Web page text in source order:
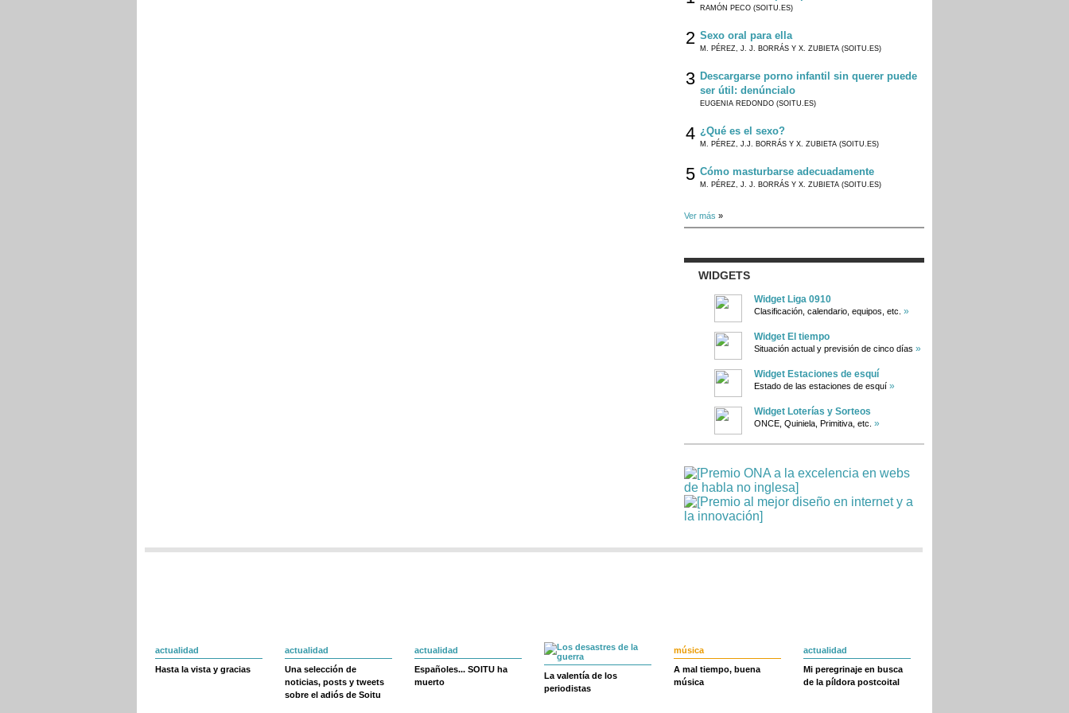
RAMÓN PECO (SOITU.ES)
2 Sexo oral para ella
M. PÉREZ, J. J. BORRÁS Y X. ZUBIETA (SOITU.ES)
3 Descargarse porno infantil sin querer puede
ser útil: denúncialo
EUGENIA REDONDO (SOITU.ES)
4 ¿Qué es el sexo?
M. PÉREZ, J.J. BORRÁS Y X. ZUBIETA (SOITU.ES)
5 Cómo masturbarse adecuadamente
M. PÉREZ, J. J. BORRÁS Y X. ZUBIETA (SOITU.ES)
Ver más »
WIDGETS
Widget Liga 0910
Clasificación, calendario, equipos, etc. »
Widget El tiempo
Situación actual y previsión de cinco días »
Widget Estaciones de esquí
Estado de las estaciones de esquí »
Widget Loterías y Sorteos
ONCE, Quiniela, Primitiva, etc. »
actualidad
Hasta la vista y gracias
actualidad
Una selección de
noticias, posts y tweets
sobre el adiós de Soitu
actualidad
Españoles... SOITU ha
muerto
La valentía de los
periodistas
música
A mal tiempo, buena
música
actualidad
Mi peregrinaje en busca
de la píldora postcoital